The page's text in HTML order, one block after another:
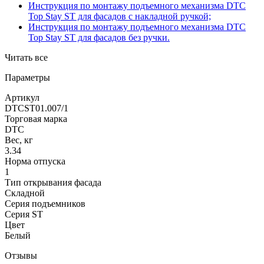
Инструкция по монтажу подъемного механизма DTC
Top Stay ST для фасадов с накладной ручкой;
Инструкция по монтажу подъемного механизма DTC
Top Stay ST для фасадов без ручки.
Читать все
Параметры
Артикул
DTCST01.007/1
Торговая марка
DTC
Вес, кг
3.34
Норма отпуска
1
Тип открывания фасада
Складной
Серия подъемников
Серия ST
Цвет
Белый
Отзывы